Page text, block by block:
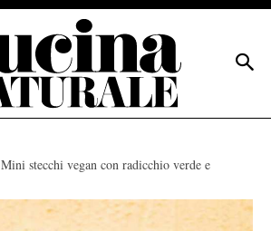
Mini stecchi vegan con radicchio verde e